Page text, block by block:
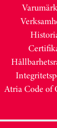
Atria Code of